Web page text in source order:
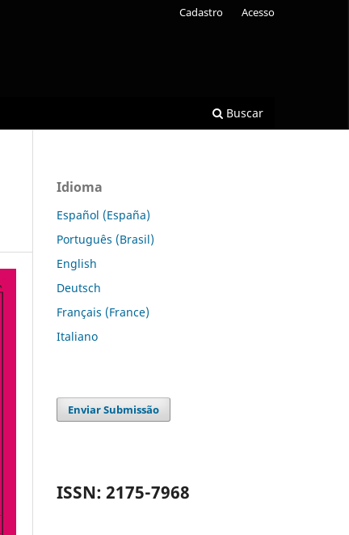
Buscar
Cadastro Acesso
Idioma
Español (España)
Português (Brasil)
English
Deutsch
Français (France)
Italiano
Enviar Submissão
ISSN: 2175-7968